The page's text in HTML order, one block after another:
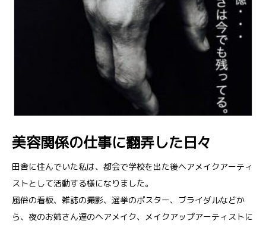
美容関係の仕事に翻弄した日々
田舎に住んでいた私は、都会で学校を出た後ヘアメイクアーティ
ストとして活動する様になりました。
風俗の看板、雑誌の撮影、選挙のポスター、ブライダルなどか
ら、夜のお姉さん達のヘアメイク、メイクアップアーティストに